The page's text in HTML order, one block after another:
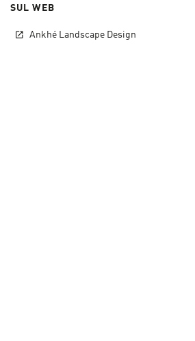
SUL WEB
Ankhé Landscape Design